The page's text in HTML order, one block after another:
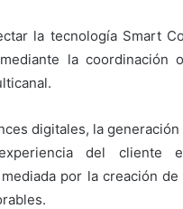
la tecnología Smart
la coordinación
digitales, la
del cliente
por la creación